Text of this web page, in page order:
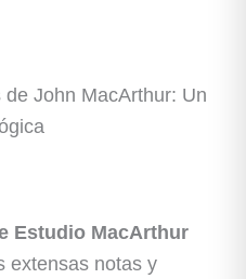
John MacArthur: Un
Estudio MacArthur
extensas notas y